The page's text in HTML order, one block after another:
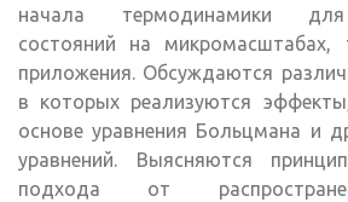
начала термодинамики для
состояний на
приложения. Обсуждаются
в которых реализуются
основе уравнения Больцмана и
уравнений. Выясняются
подхода от